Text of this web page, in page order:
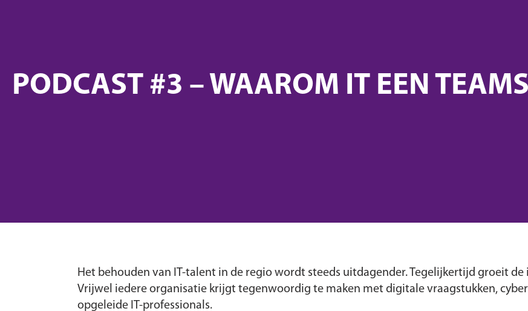
PODCAST #3 – WAAROM IT EEN
Het behouden van IT-talent in de regio wordt steeds uitdagender. Tegelijkertijd groeit
Vrijwel iedere organisatie krijgt tegenwoordig te maken met digitale vraagstukken,
opgeleide IT-professionals.